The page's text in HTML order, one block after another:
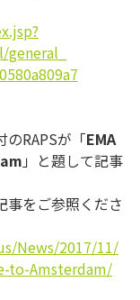
RAPSが「EMA
」と題して記事
事をご参照くださ
News/2017/11/
to-Amsterdam/